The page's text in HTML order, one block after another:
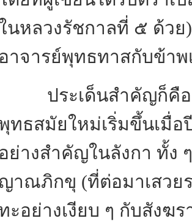
นหลวงรัชกาลที่ ๕ ด้ว
อาจารย์พุทธทาสกับข้าพ
ประเด็นสำคัญก็คือ ผู้
ทธสมัยใหม่เริ่มขึ้นเมื่
อย่างสำคัญในลังกา ทั้ง
าณภิกขุ (ที่ต่อมาเสวย
ะอย่างเงียบ ๆ กับสังฆ